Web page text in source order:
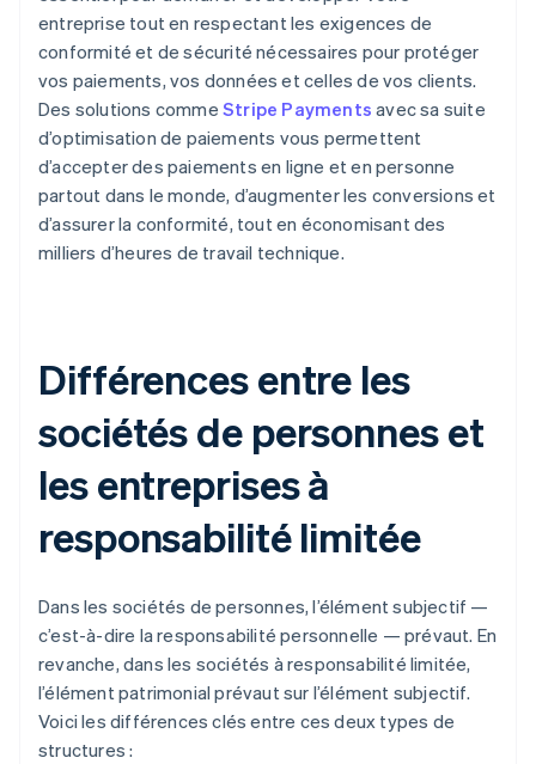
entreprise tout en respectant les exigences de
conformité et de sécurité nécessaires pour protéger
vos paiements, vos données et celles de vos clients.
Des solutions comme Stripe Payments avec sa suite
d’optimisation de paiements vous permettent
d’accepter des paiements en ligne et en personne
partout dans le monde, d’augmenter les conversions et
d’assurer la conformité, tout en économisant des
milliers d’heures de travail technique.
Différences entre les
sociétés de personnes et
les entreprises à
responsabilité limitée
Dans les sociétés de personnes, l’élément subjectif —
c’est-à-dire la responsabilité personnelle — prévaut. En
revanche, dans les sociétés à responsabilité limitée,
l’élément patrimonial prévaut sur l’élément subjectif.
Voici les différences clés entre ces deux types de
structures :